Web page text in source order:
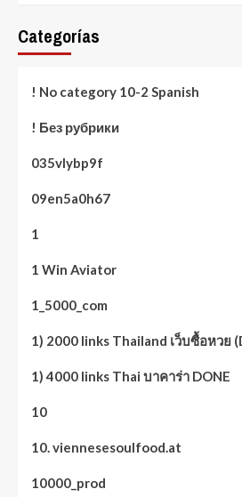
Categorías
! No category 10-2 Spanish
! Без рубрики
035vlybp9f
09en5a0h67
1
1 Win Aviator
1_5000_com
1) 2000 links Thailand เว็บซื้อหวย
1) 4000 links Thai บาคาร่า DONE
10
10. viennesesoulfood.at
10000_prod